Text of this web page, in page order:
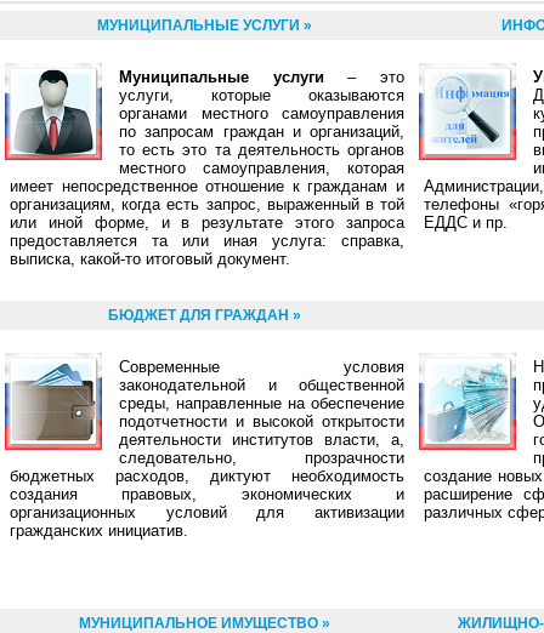
МУНИЦИПАЛЬНЫЕ УСЛУГИ »
Муниципальные услуги– это
услуги, которые оказываются
органами местного самоуправления
по запросам граждан и организаций,
то есть это та деятельность органов
местного самоуправления, которая
имеет непосредственное отношение к гражданам и
организациям, когда есть запрос, выраженный в той
или иной форме, и в результате этого запроса
предоставляется та или иная услуга: справка,
выписка, какой-то итоговый документ.
телефоны
ЕДДС и пр.
БЮДЖЕТ ДЛЯ ГРАЖДАН »
Современные условия
законодательной и общественной
среды, направленные на обеспечение
подотчетности и высокой открытости
деятельности институтов власти, а,
следовательно, прозрачности
бюджетных расходов, диктуют необходимость
создания правовых, экономических и
организационных условий для активизации
гражданских инициатив.
создание
расширение
различных
МУНИЦИПАЛЬНОЕ ИМУЩЕСТВО » ЖИЛИЩНО-